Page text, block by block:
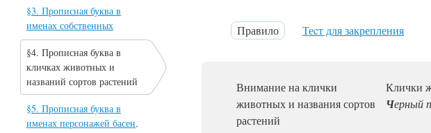
Правило Теcт для закрепления
Внимание на клички
животных и названия сортов
растений
Клички
Черный
§3. Прописная буква в
именах собственных
§4. Прописная буква в
кличках животных и
названий сортов растений
§5. Прописная буква в
именах персонажей басен,